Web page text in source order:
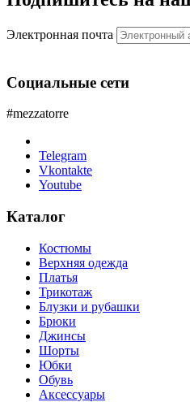
Электронная почта
Социальные сети
#mezzatorre
Telegram
Vkontakte
Youtube
Каталог
Костюмы
Верхняя одежда
Платья
Трикотаж
Блузки и рубашки
Брюки
Джинсы
Шорты
Юбки
Обувь
Аксессуары